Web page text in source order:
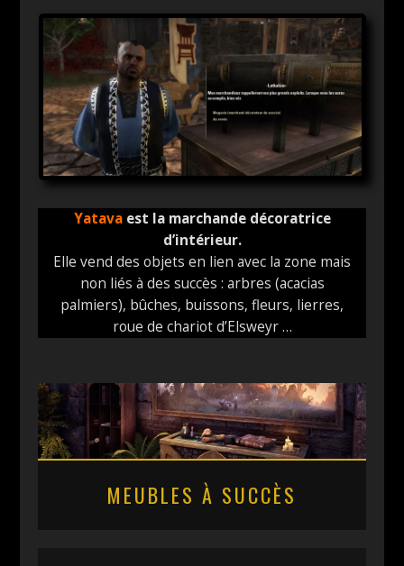
Yatava est la marchande décoratrice
d’intérieur.
Elle vend des objets en lien avec la zone mais
non liés à des succès : arbres (acacias
palmiers), bûches, buissons, fleurs, lierres,
roue de chariot d’Elsweyr …
MEUBLES À SUCCÈS